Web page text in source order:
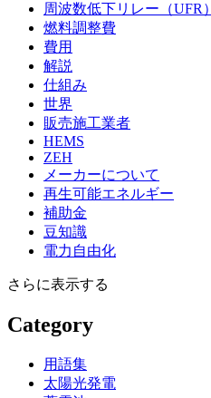
周波数低下リレー（UFR）
燃料調整費
費用
解説
仕組み
世界
販売施工業者
HEMS
ZEH
メーカーについて
再生可能エネルギー
補助金
豆知識
電力自由化
さらに表示する
Category
用語集
太陽光発電